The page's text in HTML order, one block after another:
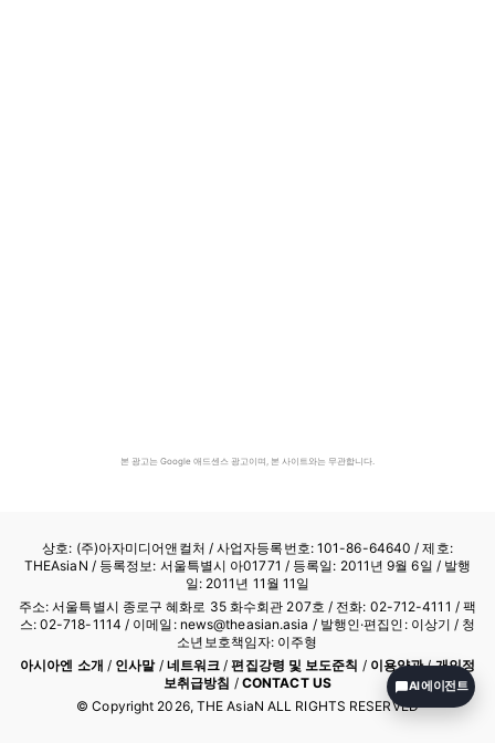
본 광고는 Google 애드센스 광고이며, 본 사이트와는 무관합니다.
상호: (주)아자미디어앤컬처 /사업자등록번호: 101-86-64640 / 제호:
THEAsiaN / 등록정보: 서울특별시 아01771 / 등록일: 2011년 9월 6일 / 발행
일: 2011년 11월 11일
주소: 서울특별시 종로구 혜화로 35 화수회관 207호 / 전화: 02-712-4111 / 팩
스: 02-718-1114 / 이메일: news@theasian.asia / 발행인·편집인: 이상기 / 청
소년보호책임자: 이주형
아시아엔 소개 / 인사말/ 네트워크 /편집강령 및 보도준칙 / 이용약관/개인정
보취급방침 / CONTACT US
© Copyright 2026, THE AsiaN ALL RIGHTS RESERVED
AI 에이전트